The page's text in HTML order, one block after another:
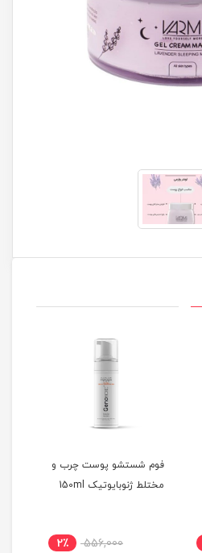
فوم شستشو پوست چرب و
مختلط ژنوبایوتیک 150ml
556,000 2٪